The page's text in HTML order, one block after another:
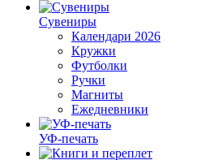
Сувениры
Календари 2026
Кружки
Футболки
Ручки
Магниты
Ежедневники
УФ-печать